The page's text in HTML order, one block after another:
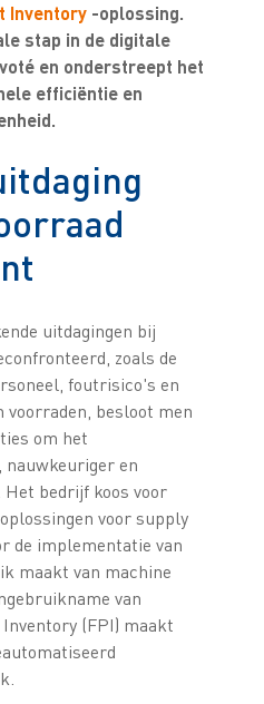
Inventory -oplossing
stap in de digitale
en onderstreept het
efficiëntie en
uitdagingen bij
zoals de
foutrisico's en
voorraden, besloot men
om het
nauwkeuriger en
bedrijf koos voor
voor supply
de implementatie van
maakt van machine
van
(FPI) maakt